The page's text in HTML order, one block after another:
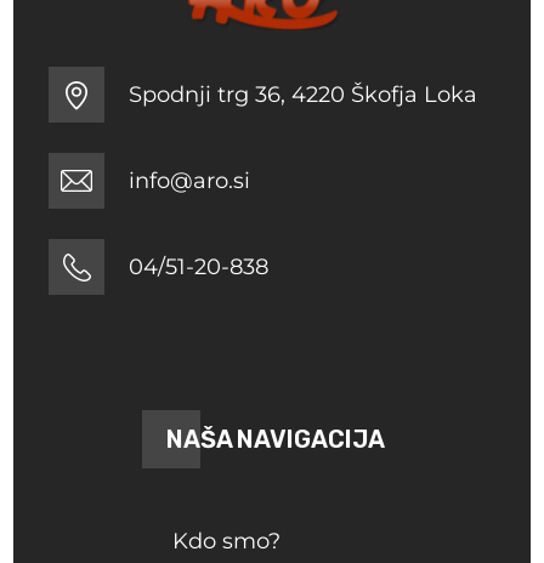
Spodnji trg 36, 4220 Škofja Loka
info@aro.si
04/51-20-838
NAŠA NAVIGACIJA
Kdo smo?